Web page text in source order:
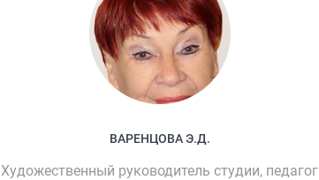
ВАРЕНЦОВА Э.Д.
Художественный руководитель студии, педагог